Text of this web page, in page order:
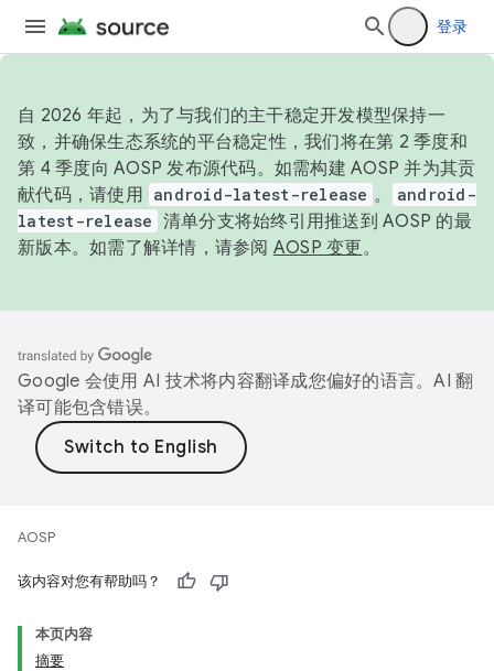
登录
自 2026 年起，为了与我们的主干稳定开发模型保持一
致，并确保生态系统的平台稳定性，我们将在第 2 季度和
第 4 季度向 AOSP 发布源代码。如需构建 AOSP 并为其贡
献代码，请使用 android-latest-release 。
android-
latest-release 清单分支将始终引用推送到 AOSP 的最
新版本。如需了解详情，请参阅 AOSP 变更。
Google 会使用 AI 技术将内容翻译成您偏好的语言。AI 翻
译可能包含错误。
AOSP
该内容对您有帮助吗？
本页内容
摘要